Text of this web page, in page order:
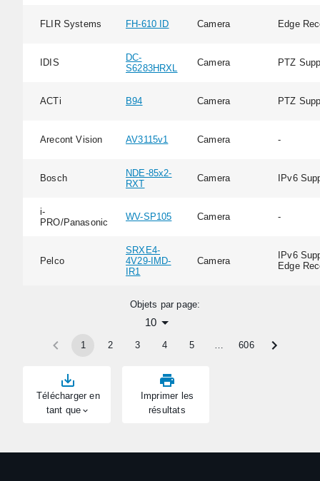
Télécharger en
tant que
Imprimer les
résultats
FLIR Systems FH-610 ID Camera Edge
IDIS
DC-
S6283HRXL
Camera PTZ
ACTi B94 Camera PTZ
Arecont Vision AV3115v1 Camera -
Bosch
NDE-85x2-
RXT
Camera IPv6
i-
PRO/Panasonic
WV-SP105 Camera -
Pelco
SRXE4-
4V29-IMD-
IR1
Camera
IPv6
Edge
Objets par page:
10
1 2 3 4 5 … 606